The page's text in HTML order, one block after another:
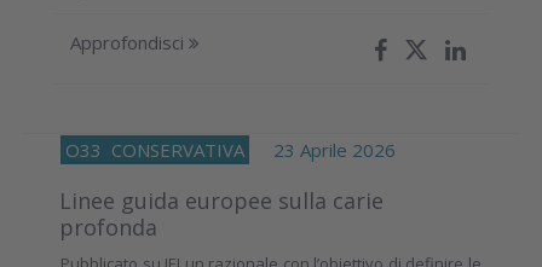
Approfondisci
O33 CONSERVATIVA 23 Aprile 2026
Linee guida europee sulla carie
profonda